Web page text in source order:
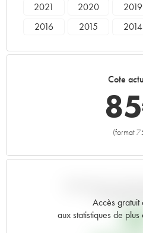
2021 2020 2019
2016
2015 2014
1998
1993
1962 1955
Cote
85
(format
Accès gratuit
aux statistiques de
AU PRIX
18